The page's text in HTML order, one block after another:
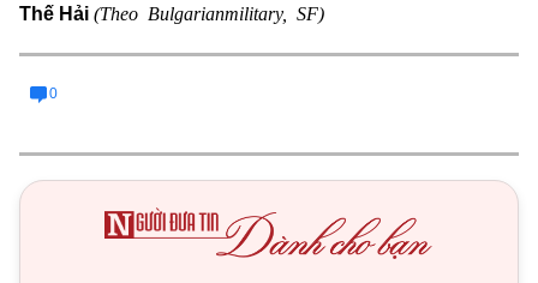
Thế Hải (Theo Bulgarianmilitary, SF)
0